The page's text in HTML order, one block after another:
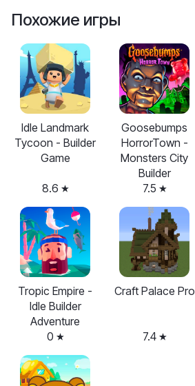
Похожие игры
Idle Landmark
Tycoon - Builder
Game
8.6
Goosebumps
HorrorTown -
Monsters City
Builder
7.5
Tropic Empire -
Idle Builder
Adventure
0
Craft Palace Pro
7.4